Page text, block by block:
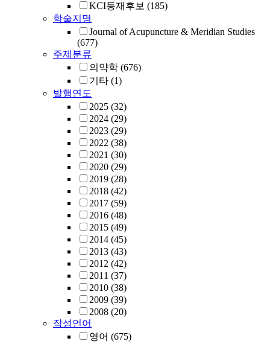
KCI등재후보 (185)
학술지명
Journal of Acupuncture & Meridian Studies
(677)
주제분류
의약학 (676)
기타 (1)
발행연도
2025 (32)
2024 (29)
2023 (29)
2022 (38)
2021 (30)
2020 (29)
2019 (28)
2018 (42)
2017 (59)
2016 (48)
2015 (49)
2014 (45)
2013 (43)
2012 (42)
2011 (37)
2010 (38)
2009 (39)
2008 (20)
작성언어
영어 (675)